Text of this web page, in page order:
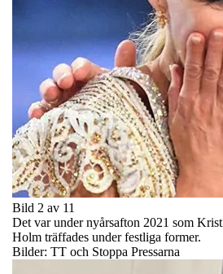
Bild 2 av 11
Det var under nyårsafton 2021 som
Holm träffades under festliga former.
Bilder: TT och Stoppa Pressarna